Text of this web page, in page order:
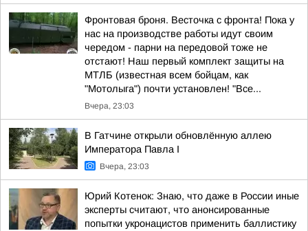
Фронтовая броня. Весточка с фронта! Пока у
нас на производстве работы идут своим
чередом - парни на передовой тоже не
отстают! Наш первый комплект защиты на
МТЛБ (известная всем бойцам, как
"Мотолыга") почти установлен! "Все...
Вчера, 23:03
В Гатчине открыли обновлённую аллею
Императора Павла I
Вчера, 23:03
Юрий Котенок: Знаю, что даже в России иные
эксперты считают, что анонсированные
попытки укронацистов применить баллистику